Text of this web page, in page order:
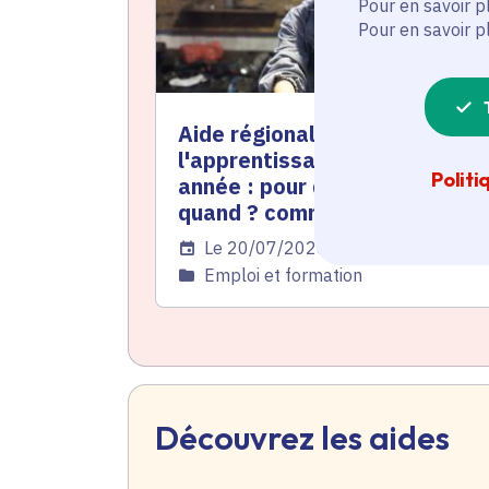
Pour en savoir
Pour en savoir
Aide régionale à
l'apprentissage pour les 1re
année : pour qui ? pour quoi ?
quand ? comment ?
Date de l'arrêté
Le 20/07/2026
Catégorie
Emploi et formation
Découvrez les aides